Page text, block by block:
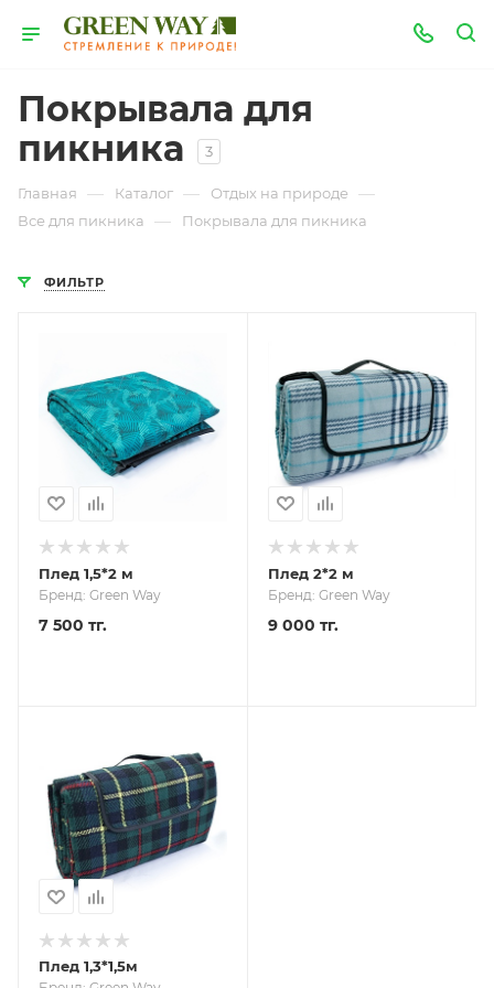
Покрывала для
пикника
3
Главная — Каталог — Отдых на природе —
Все для пикника — Покрывала для пикника
ФИЛЬТР
Плед 1,5*2 м
Бренд: Green Way
7 500 тг.
Плед 2*2 м
Бренд: Green Way
9 000 тг.
Плед 1,3*1,5м